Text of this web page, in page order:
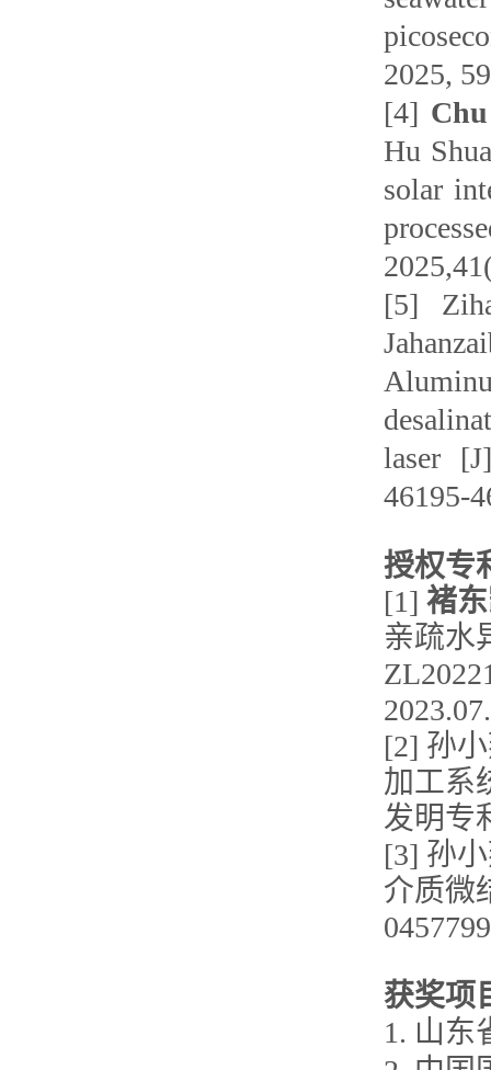
2025,
[4]
Hu
solar
[5]
laser
46195-
授权专
[1] 褚
亲疏水
[2] 孙
加工系
发明专
[3] 孙
介质微
获奖项
1. 山东